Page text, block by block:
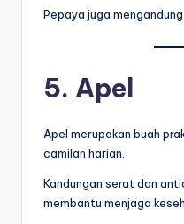
Pepaya juga
5. Apel
Apel merupakan buah
camilan harian.
Kandungan serat dan
membantu menjaga